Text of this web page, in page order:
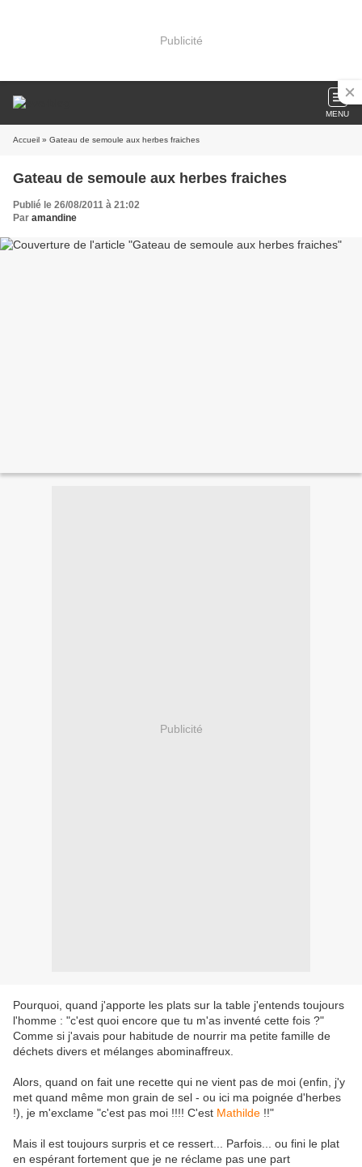
Publicité
MENU
Accueil » Gateau de semoule aux herbes fraiches
Gateau de semoule aux herbes fraiches
Publié le 26/08/2011 à 21:02
Par amandine
Publicité
Pourquoi, quand j'apporte les plats sur la table j'entends toujours
l'homme : "c'est quoi encore que tu m'as inventé cette fois ?"
Comme si j'avais pour habitude de nourrir ma petite famille de
déchets divers et mélanges abominaffreux.
Alors, quand on fait une recette qui ne vient pas de moi (enfin, j'y
met quand même mon grain de sel - ou ici ma poignée d'herbes
!), je m'exclame "c'est pas moi !!!! C'est Mathilde !!"
Mais il est toujours surpris et ce ressert... Parfois... ou fini le plat
en espérant fortement que je ne réclame pas une part